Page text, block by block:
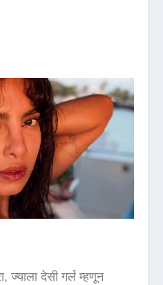
ज्याला देसी गर्ल म्हणून